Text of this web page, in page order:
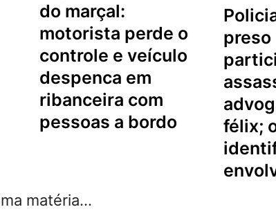
do marçal:
motorista perde o
controle e veículo
despenca em
ribanceira com
pessoas a bordo
policial militar é
preso
félix;
matéria...